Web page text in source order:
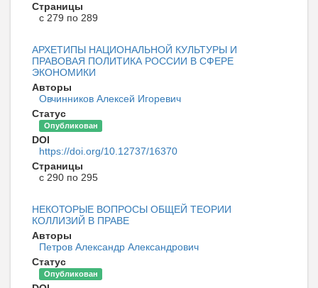
Страницы
с 279 по 289
АРХЕТИПЫ НАЦИОНАЛЬНОЙ КУЛЬТУРЫ И
ПРАВОВАЯ ПОЛИТИКА РОССИИ В СФЕРЕ
ЭКОНОМИКИ
Авторы
Овчинников Алексей Игоревич
Статус
Опубликован
DOI
https://doi.org/10.12737/16370
Страницы
с 290 по 295
НЕКОТОРЫЕ ВОПРОСЫ ОБЩЕЙ ТЕОРИИ
КОЛЛИЗИЙ В ПРАВЕ
Авторы
Петров Александр Александрович
Статус
Опубликован